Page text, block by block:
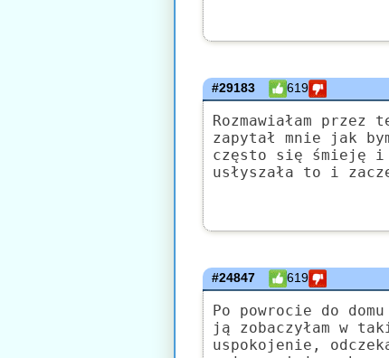
#29183 619
Rozmawiałam
zapytał mnie jak
często się śmieję i
usłyszała to i
#24847 619
Po powrocie do
ją zobaczyłam w
uspokojenie,